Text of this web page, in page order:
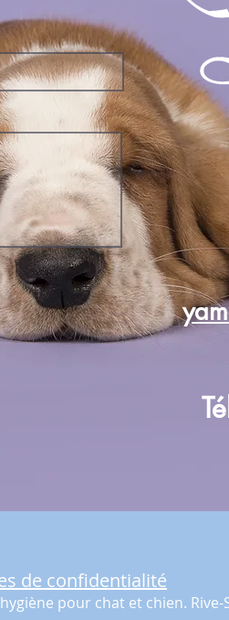
de confidentialité
pour chat et chien.